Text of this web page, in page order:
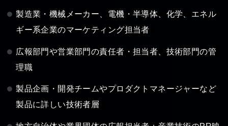
製造業・機械メーカー、電機・半導体、化学、エネル
ギー系企業のマーケティング担当者
広報部門や営業部門の責任者・担当者、技術部門の管
理職
製品企画・開発チームやプロダクトマネージャーなど
製品に詳しい技術者層